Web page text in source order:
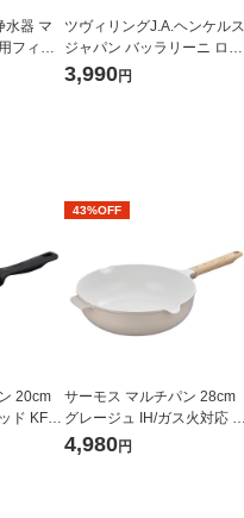
水器 マ
フィル
ツヴィリングJ.A.ヘンケルス
ジャパン バッラリーニ ロー
マ フライパン 20cm ガス火
専用 コーティング 1個
3,990円
20cm
ド KFM-
43%OFF
サーモス マルチパン 28cm
グレージュ IH/ガス火対応 K
FOー028W GG1個 深型設計
軽量 フッ素化合物不使用
4,980円